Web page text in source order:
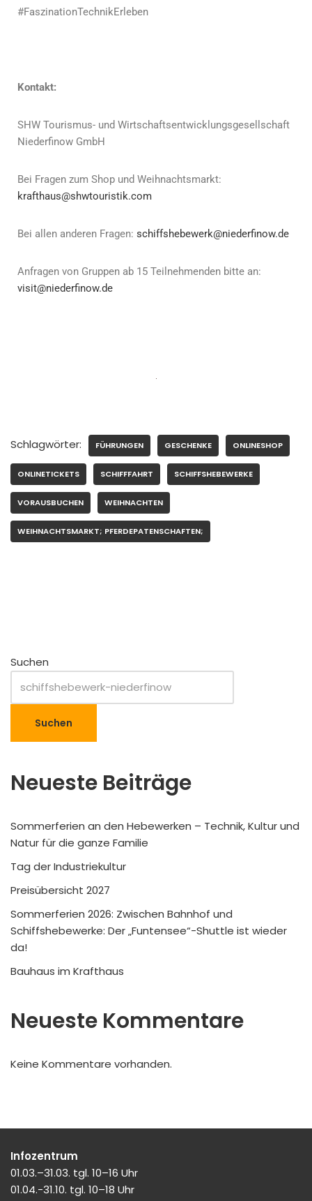
#FaszinationTechnikErleben
Kontakt:
SHW Tourismus- und Wirtschaftsentwicklungsgesellschaft
Niederfinow GmbH
Bei Fragen zum Shop und Weihnachtsmarkt:
krafthaus@shwtouristik.com
Bei allen anderen Fragen: schiffshebewerk@niederfinow.de
Anfragen von Gruppen ab 15 Teilnehmenden bitte an:
visit@niederfinow.de
Schlagwörter: FÜHRUNGEN GESCHENKE ONLINESHOP
ONLINETICKETS SCHIFFFAHRT SCHIFFSHEBEWERKE
VORAUSBUCHEN WEIHNACHTEN
WEIHNACHTSMARKT; PFERDEPATENSCHAFTEN;
Suchen
Suchen
Neueste Beiträge
Sommerferien an den Hebewerken – Technik, Kultur und
Natur für die ganze Familie
Tag der Industriekultur
Preisübersicht 2027
Sommerferien 2026: Zwischen Bahnhof und
Schiffshebewerke: Der „Funtensee“-Shuttle ist wieder
da!
Bauhaus im Krafthaus
Neueste Kommentare
Keine Kommentare vorhanden.
Infozentrum
01.03.–31.03. tgl. 10–16 Uhr
01.04.-31.10. tgl. 10–18 Uhr